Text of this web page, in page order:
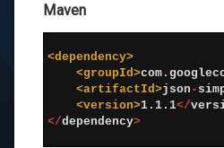
Templates
Maven
<dependency>
<groupId>com .
<artifactId>json -
<version>1.1.1</
</dependency>